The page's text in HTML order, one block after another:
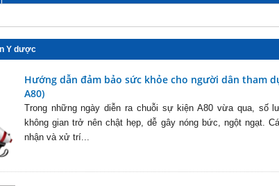
Y dược
Hướng dẫn đảm bảo sức khỏe cho người dân tham
A80)
Trong những ngày diễn ra chuỗi sự kiện A80 vừa qua, số
không gian trở nên chật hẹp, dễ gây nóng bức, ngột ngạt.
nhận và xử trí...